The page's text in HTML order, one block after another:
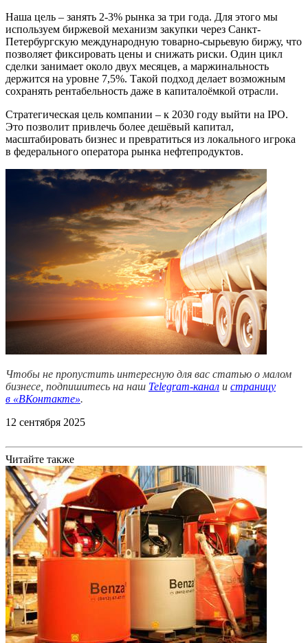
Наша цель – занять 2-3% рынка за три года. Для этого мы
используем биржевой механизм закупки через Санкт-
Петербургскую международную товарно-сырьевую биржу, что
позволяет фиксировать цены и снижать риски. Один цикл
сделки занимает около двух месяцев, а маржинальность
держится на уровне 7,5%. Такой подход делает возможным
сохранять рентабельность даже в капиталоёмкой отрасли.
Стратегическая цель компании – к 2030 году выйти на IPO.
Это позволит привлечь более дешёвый капитал,
масштабировать бизнес и превратиться из локального игрока
в федерального оператора рынка нефтепродуктов.
Чтобы не пропустить интересную для вас статью о малом
бизнесе, подпишитесь на наш Telegram-канал и страницу
в «ВКонтакте».
12 сентября 2025
Читайте также